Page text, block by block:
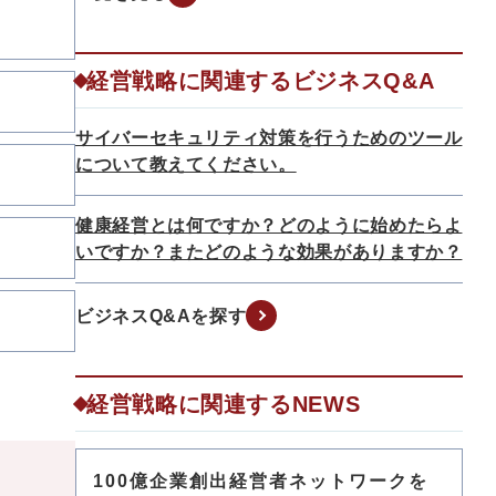
経営戦略に関連するビジネスQ&A
サイバーセキュリティ対策を行うためのツール
について教えてください。
健康経営とは何ですか？どのように始めたらよ
いですか？またどのような効果がありますか？
ビジネスQ&Aを探す
経営戦略に関連するNEWS
100億企業創出経営者ネットワークを